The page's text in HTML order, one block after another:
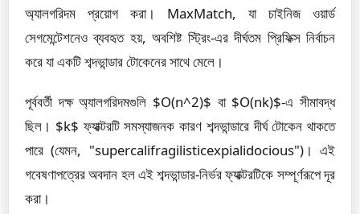
অ্যালগরিদম প্রয়োগ করা। MaxMatch, যা চাইনিজ ওয়ার্ড
সেগমেন্টেশনেও ব্যবহৃত হয়, অবশিষ্ট স্ট্রিং-এর দীর্ঘতম প্রিফিক্স নির্বাচন
করে যা একটি শব্দভান্ডার টোকেনের সাথে মেলে।
পূর্ববর্তী দক্ষ অ্যালগরিদমগুলি $O(n^2)$ বা $O(nk)$-এ সীমাবদ্ধ
ছিল। $k$ ফ্যাক্টরটি সমস্যাজনক কারণ শব্দভান্ডারে দীর্ঘ টোকেন থাকতে
পারে (যেমন, "supercalifragilisticexpialidocious")। এই
গবেষণাপত্রের অবদান হল এই শব্দভান্ডার-নির্ভর ফ্যাক্টরটিকে সম্পূর্ণরূপে দূর
করা।